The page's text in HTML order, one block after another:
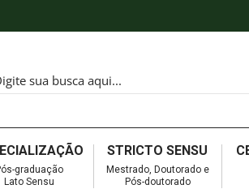
graduação
Lato Sensu
STRICTO SENSU
Mestrado, Doutorado e
Pós-doutorado